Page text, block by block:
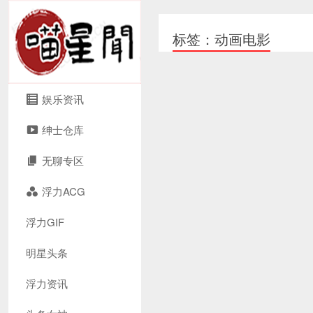
娱乐资讯
绅士仓库
无聊专区
浮力ACG
浮力GIF
明星头条
浮力资讯
标签：动画电影